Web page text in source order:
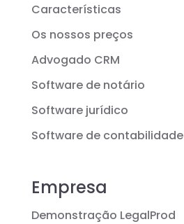
Características
Os nossos preços
Advogado CRM
Software de notário
Software jurídico
Software de contabilidade
Empresa
Demonstração LegalProd